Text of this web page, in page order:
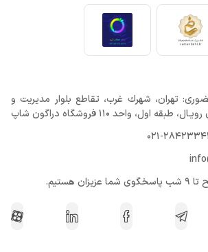
تهران، شهرك غرب، تقاطع بلوار مدیریت و
اول، واحد 110 فروشگاه دراگون شاپ
021-